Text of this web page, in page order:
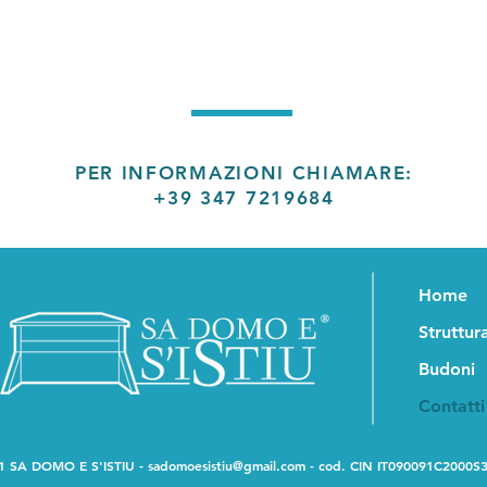
PER INFORMAZIONI CHIAMARE:
+39 347 7219684
Home
Budoni
Contatti
SA DOMO E S'ISTIU - sadomoesistiu@gmail.com - cod. CIN